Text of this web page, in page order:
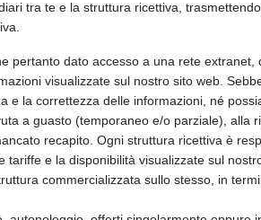
tra te e la struttura ricettiva,
pertanto dato accesso a una rete extranet,
visualizzate sul nostro sito web.
e la correttezza delle informazioni, né
a guasto (temporaneo e/o parziale), alla
recapito. Ogni struttura ricettiva è
e la disponibilità visualizzate sul
commercializzata sullo stesso, in